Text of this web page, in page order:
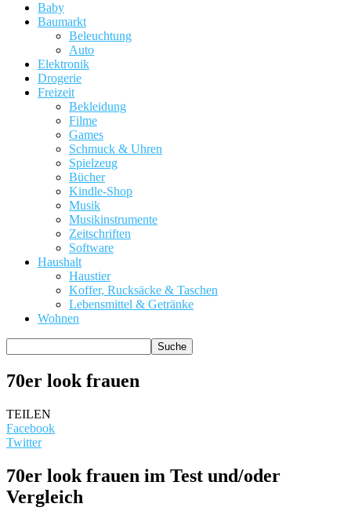
Baby
Baumarkt
Beleuchtung
Auto
Elektronik
Drogerie
Freizeit
Bekleidung
Filme
Games
Schmuck & Uhren
Spielzeug
Bücher
Kindle-Shop
Musik
Musikinstrumente
Zeitschriften
Software
Haushalt
Haustier
Koffer, Rucksäcke & Taschen
Lebensmittel & Getränke
Wohnen
70er look frauen
TEILEN
Facebook
Twitter
70er look frauen im Test und/oder
Vergleich